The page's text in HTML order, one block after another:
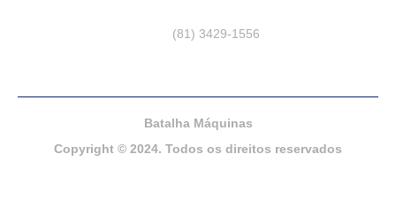
(81) 3429-1556
Batalha Máquinas
Copyright © 2024. Todos os direitos reservados